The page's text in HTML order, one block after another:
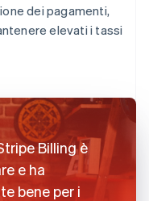
dei pagamenti,
elevati i tassi
Billing è
e ha
bene per i